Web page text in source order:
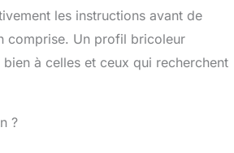
les instructions avant de
comprise. Un profil bricoleur
à celles et ceux qui recherchent
?